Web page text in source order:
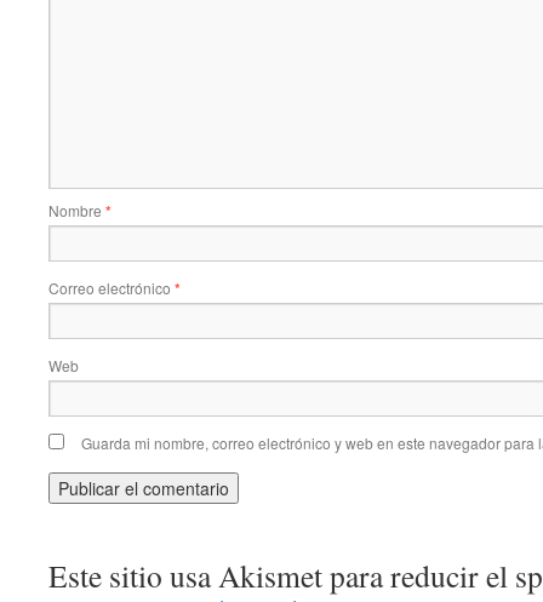
Nombre *
Correo electrónico *
Web
Guarda mi nombre, correo electrónico y web en este navegador para
Este sitio usa Akismet para reducir el